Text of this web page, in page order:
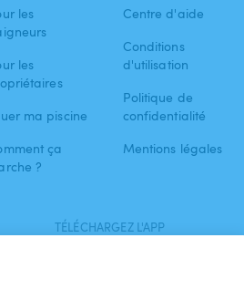
les
les
ma piscine
ça
?
Centre d'aide
Conditions
d'utilisation
Politique de
confidentialité
Mentions légales
TÉLÉCHARGEZ L'APP